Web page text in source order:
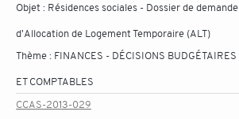
Objet : Résidences sociales - Dossier de demande
d'Allocation de Logement Temporaire (ALT)
Thème : FINANCES - DÉCISIONS BUDGÉTAIRES
ET COMPTABLES
CCAS-2013-029